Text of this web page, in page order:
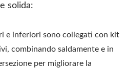
solida:
e inferiori sono collegati con kit
combinando saldamente e in
per migliorare la